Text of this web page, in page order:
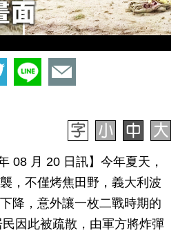
08 月 20 日訊】今年夏天，
，不僅烤焦田野，義大利波
降，意外讓一枚二戰時期的
因此被疏散，由軍方將炸彈